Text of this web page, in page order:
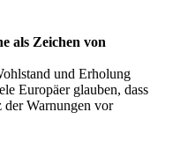
als Zeichen von
und Erholung
Europäer glauben, dass
der Warnungen vor